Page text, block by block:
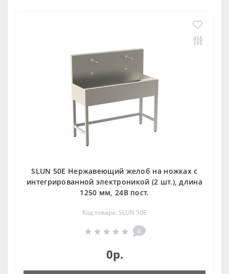
SLUN 50E Нержавеющий желоб на ножках с
интегрированной электроникой (2 шт.), длина
1250 мм, 24В пост.
Код товара: SLUN 50E
0
0р.